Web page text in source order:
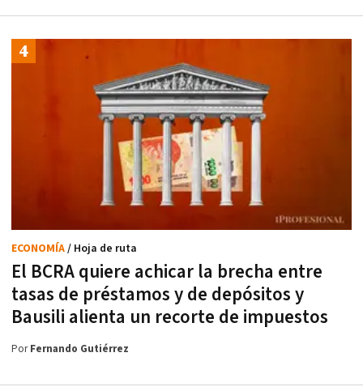
El BCRA quiere achicar la brecha entre
tasas de préstamos y de depósitos y
Bausili alienta un recorte de impuestos
ECONOMÍA/ Hoja de ruta
PorFernando Gutiérrez